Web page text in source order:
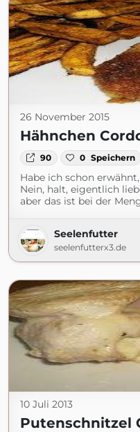
26 November 2015
Hähnchen
90 0 Speichern
Habe ich schon
Nein, halt, eigentlich
aber das ist bei der
Seelenfutter
seelenfutterx3.de
10 Juli 2013
Putenschnitzel